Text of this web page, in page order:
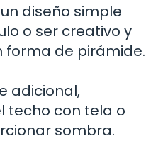
diseño simple
o ser creativo y
forma de pirámide.
adicional,
techo con tela o
sombra.